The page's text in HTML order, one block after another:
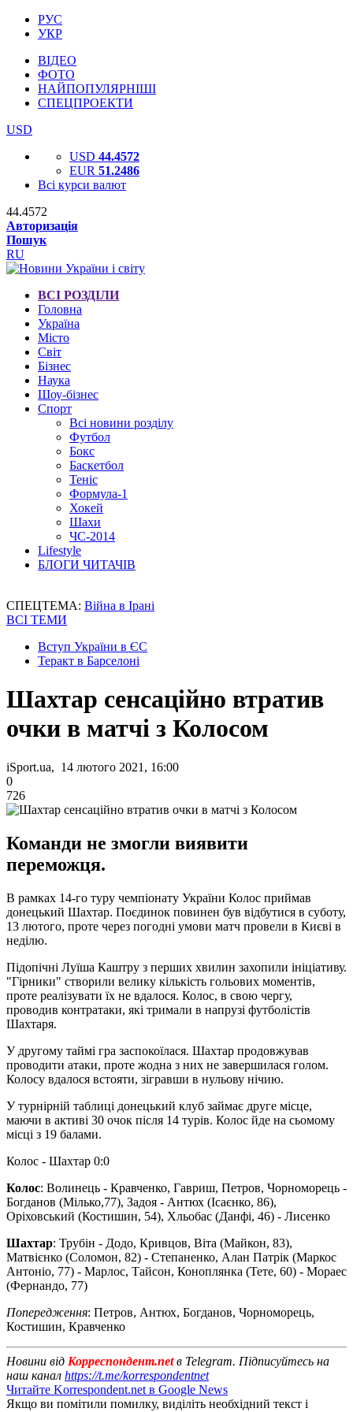
РУС
УКР
ВІДЕО
ФОТО
НАЙПОПУЛЯРНІШІ
СПЕЦПРОЕКТИ
USD
USD 44.4572
EUR 51.2486
Всі курси валют
44.4572
Авторизація
Пошук
RU
ВСІ РОЗДІЛИ
Головна
Україна
Місто
Світ
Бізнес
Наука
Шоу-бізнес
Спорт
Всі новини розділу
Футбол
Бокс
Баскетбол
Теніс
Формула-1
Хокей
Шахи
ЧС-2014
Lifestyle
БЛОГИ ЧИТАЧІВ
СПЕЦТЕМА: Війна в Ірані
ВСІ ТЕМИ
Вступ України в ЄС
Теракт в Барселоні
Шахтар сенсаційно втратив
очки в матчі з Колосом
iSport.ua, 14 лютого 2021, 16:00
0
726
Команди не змогли виявити
переможця.
В рамках 14-го туру чемпіонату України Колос приймав
донецький Шахтар. Поєдинок повинен був відбутися в суботу,
13 лютого, проте через погодні умови матч провели в Києві в
неділю.
Підопічні Луїша Каштру з перших хвилин захопили ініціативу.
"Гірники" створили велику кількість гольових моментів,
проте реалізувати їх не вдалося. Колос, в свою чергу,
проводив контратаки, які тримали в напрузі футболістів
Шахтаря.
У другому таймі гра заспокоїлася. Шахтар продовжував
проводити атаки, проте жодна з них не завершилася голом.
Колосу вдалося встояти, зігравши в нульову нічию.
У турнірній таблиці донецький клуб займає друге місце,
маючи в активі 30 очок після 14 турів. Колос йде на сьомому
місці з 19 балами.
Колос - Шахтар 0:0
Колос: Волинець - Кравченко, Гавриш, Петров, Чорноморець -
Богданов (Мілько,77), Задоя - Антюх (Ісаєнко, 86),
Оріховський (Костишин, 54), Хльобас (Данфі, 46) - Лисенко
Шахтар: Трубін - Додо, Кривцов, Віта (Майкон, 83),
Матвієнко (Соломон, 82) - Степаненко, Алан Патрік (Маркос
Антоніо, 77) - Марлос, Тайсон, Коноплянка (Тете, 60) - Мораес
(Фернандо, 77)
Попередження: Петров, Антюх, Богданов, Чорноморець,
Костишин, Кравченко
Новини від Корреспондент.netв Telegram. Підписуйтесь на
наш канал https://t.me/korrespondentnet
Читайте Korrespondent.net в Google News
Якщо ви помітили помилку, виділіть необхідний текст і